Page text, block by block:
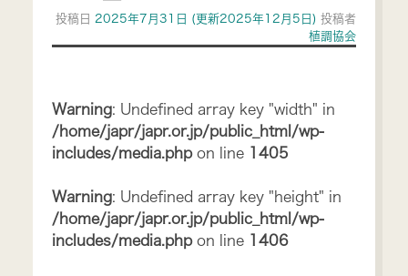
投稿日 2025年7月31日 (更新2025年12月5日)投稿者
植調協会
Warning: Undefined array key "width" in
/home/japr/japr.or.jp/public_html/wp-
includes/media.phpon line 1405
Warning: Undefined array key "height" in
/home/japr/japr.or.jp/public_html/wp-
includes/media.phpon line 1406